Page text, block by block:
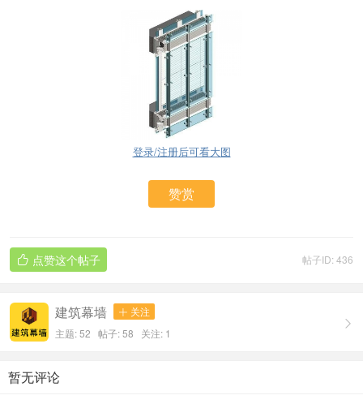
登录/注册后可看大图
赞赏
帖子ID: 436
 点赞这个帖子

建筑幕墙  关注
主题: 52 帖子: 58 关注: 1
暂无评论